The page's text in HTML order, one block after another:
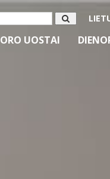
ORO UOSTAI